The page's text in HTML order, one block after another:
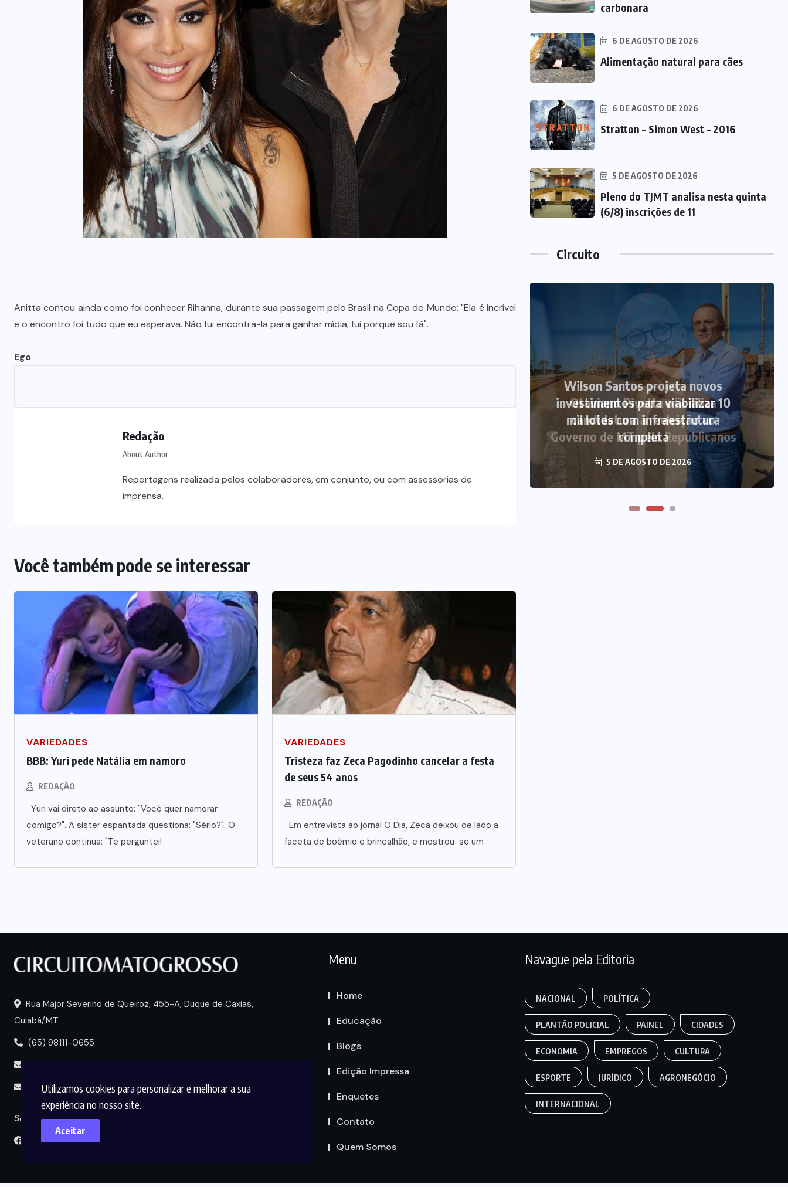
Utilizamos cookies para personalizar e melhorar a sua
experiência no nosso site.
Aceitar
Anitta contou ainda como foi conhecer Rihanna, durante sua passagem pelo Brasil na Copa do Mundo: "Ela é incrível
e o encontro foi tudo que eu esperava. Não fui encontra-la para ganhar mídia, fui porque sou fã".
Ego
Redação
About Author
Reportagens realizada pelos colaboradores, em conjunto, ou com assessorias de
imprensa.
Você também pode se interessar
VARIEDADES
BBB: Yuri pede Natália em namoro
REDAÇÃO
Yuri vai direto ao assunto: "Você quer namorar
comigo?". A sister espantada questiona: "Sério?". O
veterano continua: "Te perguntei!
VARIEDADES
Tristeza faz Zeca Pagodinho cancelar a festa
de seus 54 anos
REDAÇÃO
Em entrevista ao jornal O Dia, Zeca deixou de lado a
faceta de boêmio e brincalhão, e mostrou-se um
carbonara
6 DE AGOSTO DE 2026
Alimentação natural para cães
6 DE AGOSTO DE 2026
Stratton – Simon West – 2016
5 DE AGOSTO DE 2026
Pleno do TJMT analisa nesta quinta
(6/8) inscrições de 11
Circuito
de outubro
Otaviano Pivetta oficializa
candidatura à reeleição ao
Governo de MT pelo Republicanos
5 DE AGOSTO DE 2026
Rua Major Severino de Queiroz, 455-A, Duque de Caxias,
Cuiabá/MT
(65) 98111-0655
midia@circuitomt.com.br
Seguir
Menu
Home
Educação
Blogs
Edição Impressa
Enquetes
Contato
Quem Somos
Navague pela Editoria
NACIONAL POLÍTICA
PLANTÃO POLICIAL PAINEL CIDADES
ECONOMIA EMPREGOS CULTURA
ESPORTE JURÍDICO AGRONEGÓCIO
INTERNACIONAL